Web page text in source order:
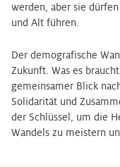
werden, aber sie
und Alt führen.
Der demografische
Zukunft. Was es
gemeinsamer Blick
Solidarität und
der Schlüssel, um die
Wandels zu meistern